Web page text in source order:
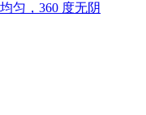
匀，360 度无阴